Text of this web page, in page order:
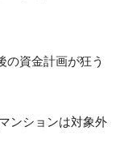
の資金計画が狂う
ンションは対象外